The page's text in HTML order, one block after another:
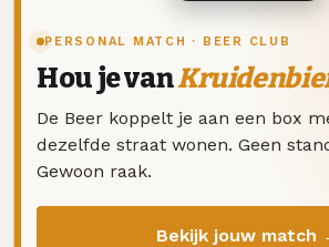
PERSONAL MATCH · BEER CLUB
Hou je van
De Beer koppelt je aan een box
dezelfde straat wonen. Geen
Gewoon raak.
Bekijk jouw match